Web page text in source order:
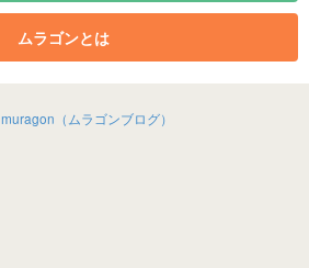
ムラゴンとは
muragon（ムラゴンブログ）